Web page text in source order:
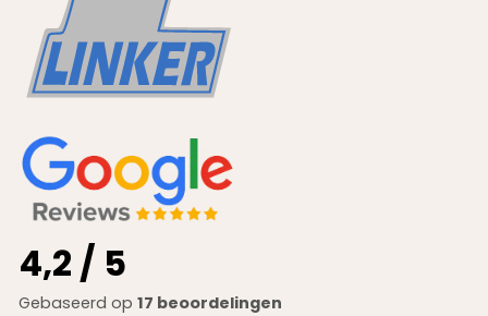
4,2 / 5
Gebaseerd op 17 beoordelingen